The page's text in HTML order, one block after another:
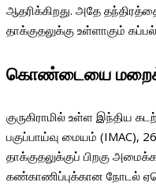
ஆதரிக்கிறது. அதே
தாக்குதலுக்கு உள்ளாகும்
கொண்டையை
குருகிராமில் உள்ள இந்திய
பகுப்பாய்வு மையம் (IMAC),
தாக்குதலுக்குப் பிறகு
கண்காணிப்புக்கான நோடல்